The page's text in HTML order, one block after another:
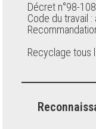
Décret n°98-
Code du travail
Recyclage tous